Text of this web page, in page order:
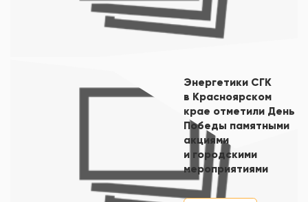
Энергетики СГК
в Красноярском
крае отметили День
Победы памятными
акциями
и городскими
мероприятиями